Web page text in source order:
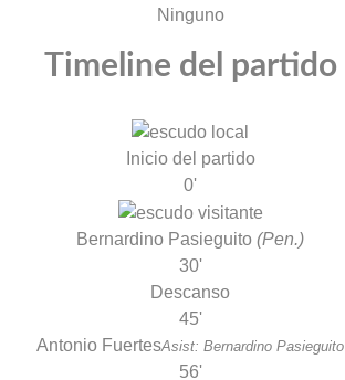
Ninguno
Timeline del partido
Inicio del partido
0'
Bernardino Pasieguito(Pen.)
30'
Descanso
45'
Antonio FuertesAsist: Bernardino Pasieguito
56'